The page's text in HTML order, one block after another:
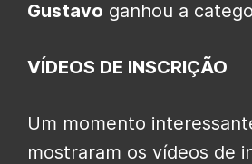
Gustavo ganhou a
VÍDEOS DE INSCRIÇÃO
Um momento
mostraram os vídeos de